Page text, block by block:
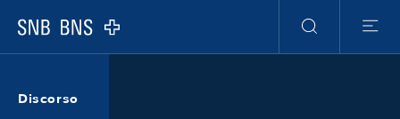
Logo
Ricerca
Menu
Discorso